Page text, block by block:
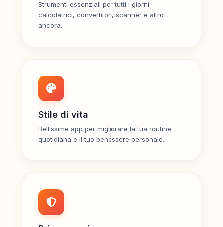
Strumenti essenziali per tutti i giorni:
calcolatrici, convertitori, scanner e altro
ancora.
Stile di vita
Bellissime app per migliorare la tua routine
quotidiana e il tuo benessere personale.